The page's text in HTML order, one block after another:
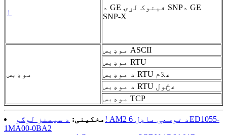
۱
د GE فینوک لړۍ SNPد GE
SNP-X
موډبس
موډبس ASCII
موډبس RTU
د موډبس RTU غلام
د موډبس RTU غځول
موډبس TCP
مخکینی: د سیمنز لوګو! AM2 د توسعې ماډل 6ED1055-
1MA00-0BA2